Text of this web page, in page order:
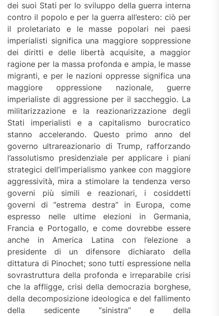
dei suoi Stati per lo sviluppo della guerra interna
contro il popolo e per la guerra all’estero: ciò per
il proletariato e le masse popolari nei paesi
imperialisti significa una maggiore soppressione
dei diritti e delle libertà acquisite, a maggior
ragione per la massa profonda e ampia, le masse
migranti, e per le nazioni oppresse significa una
maggiore oppressione nazionale, guerre
imperialiste di aggressione per il saccheggio. La
militarizzazione e la reazionarizzazione degli
Stati imperialisti e a capitalismo burocratico
stanno accelerando. Questo primo anno del
governo ultrareazionario di Trump, rafforzando
l’assolutismo presidenziale per applicare i piani
strategici dell’imperialismo yankee con maggiore
aggressività, mira a stimolare la tendenza verso
governi più simili e reazionari, i cosiddetti
governi di “estrema destra” in Europa, come
espresso nelle ultime elezioni in Germania,
Francia e Portogallo, e come dovrebbe essere
anche in America Latina con l’elezione a
presidente di un difensore dichiarato della
dittatura di Pinochet; sono tutti espressione nella
sovrastruttura della profonda e irreparabile crisi
che la affligge, crisi della democrazia borghese,
della decomposizione ideologica e del fallimento
della sedicente “sinistra” e della